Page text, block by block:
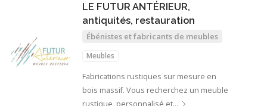
LE FUTUR ANTÉRIEUR,
antiquités, restauration
Ébénistes et fabricants de meubles
Meubles
Fabrications rustiques sur mesure en
bois massif. Vous recherchez un meuble
rustique, personnalisé et…